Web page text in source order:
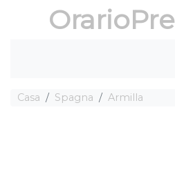
Casa Spagna Armilla